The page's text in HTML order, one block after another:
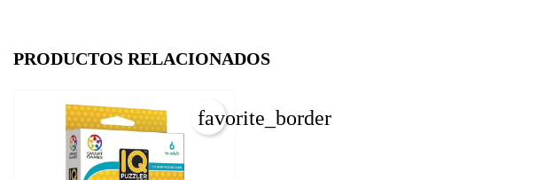
PRODUCTOS RELACIONADOS
favorite_border